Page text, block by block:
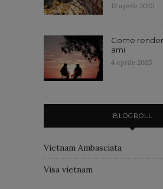
12 aprile 2025
Come
ami
4 aprile 2025
BLOGROLL
Vietnam Ambasciata
Visa vietnam